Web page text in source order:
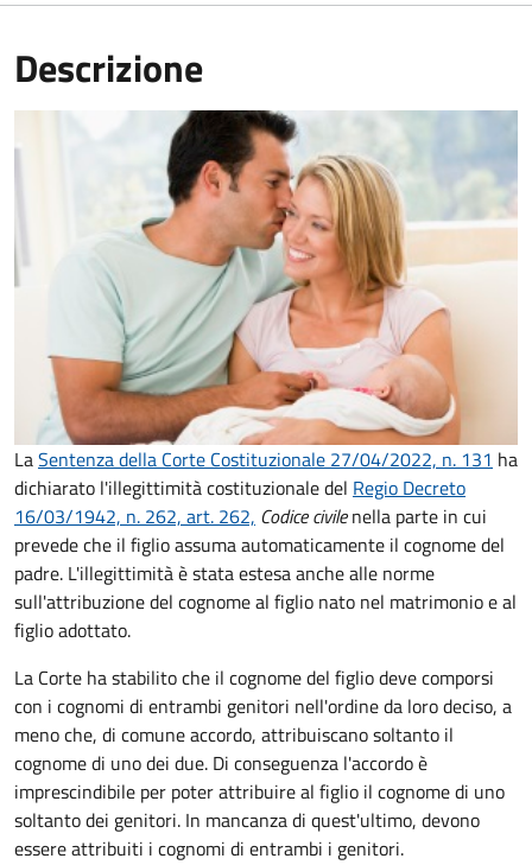
Descrizione
LaSentenza della Corte Costituzionale 27/04/2022, n. 131 ha
dichiarato l'illegittimità costituzionale del Regio Decreto
16/03/1942, n. 262, art. 262, Codice civilenella parte in cui
prevede che il figlio assuma automaticamente il cognome del
padre. L'illegittimità è stata estesa anche alle norme
sull'attribuzione del cognome al figlio nato nel matrimonio e al
figlio adottato.
La Corte ha stabilito che il cognome del figlio deve comporsi
con i cognomi di entrambi genitori nell'ordine da loro deciso, a
meno che, di comune accordo, attribuiscano soltanto il
cognome di uno dei due. Di conseguenza l'accordo è
imprescindibile per poter attribuire al figlio il cognome di uno
soltanto dei genitori. In mancanza di quest'ultimo, devono
essere attribuiti i cognomi di entrambi i genitori.